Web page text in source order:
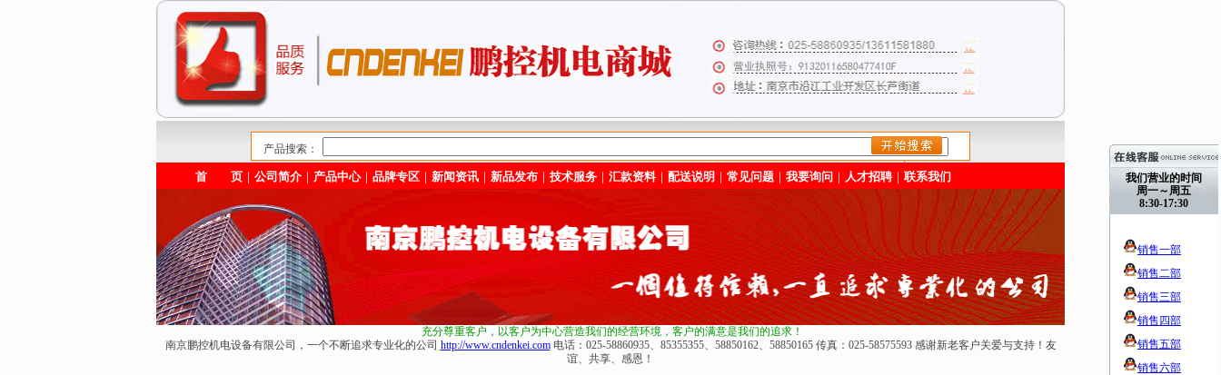
我们营业的时间
周一～周五
8:30-17:30
销售一部
销售二部
销售三部
销售四部
销售五部
销售六部
产品搜索：
/>
首 页｜ 公司简介｜ 产品中心｜ 品牌专区｜ 新闻资讯｜ 新品发布｜ 技术服务｜ 汇款资料｜ 配送说明 ｜ 常见问题｜ 我要询问 ｜ 人才招聘｜ 联系我们
充分尊重客户，以客户为中心营造我们的经营环境，客户的满意是我们的追求！
南京鹏控机电设备有限公司，一个不断追求专业化的公司 http://www.cndenkei.com电话：025-58860935、85355355、58850162、58850165 传真：025-58575593 感谢新老客户关爱与支持！友
谊、共享、感恩！